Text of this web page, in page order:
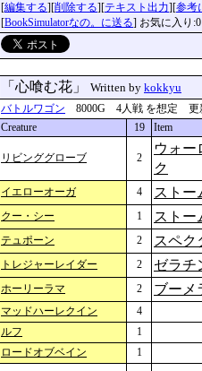
[編集する][削除する][テキスト出力][参考
[BookSimulatorなの。に送る] お気に入り:0
「心喰む花」 Written by kokkyu
バトルワゴン 8000G 4人戦 を想定 更新
Creature
19 Item
リビンググローブ 2
ウォー
ク
イエローオーガ 4 ストー
クー・シー 1 ストー
テュポーン 2 スペク
トレジャーレイダー 2 ゼラチ
ホーリーラマ 2 ブーメ
マッドハーレクイン
4
ルフ
1
ロードオブベイン
1